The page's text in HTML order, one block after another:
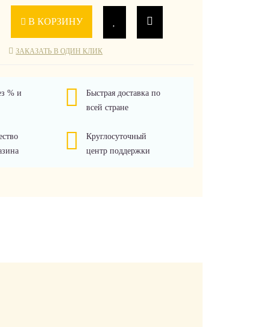
В КОРЗИНУ
ЗАКАЗАТЬ В ОДИН КЛИК
% и
Быстрая доставка по
всей стране
Круглосуточный
центр поддержки